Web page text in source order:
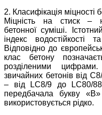
2. Класифікація міцності
Міцність на стиск –
бетонної суміші.
індекс водостійкості
Відповідно до
клас бетону
розділеними
звичайних бетонів від
– від LC8/9 до LC80/
передбачала букву
використовується рідко.